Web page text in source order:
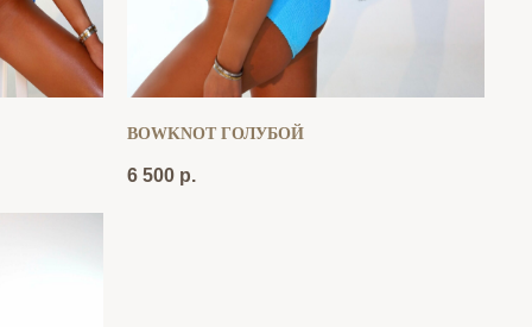
BOWKNOT ГОЛУБОЙ
6 500 р.